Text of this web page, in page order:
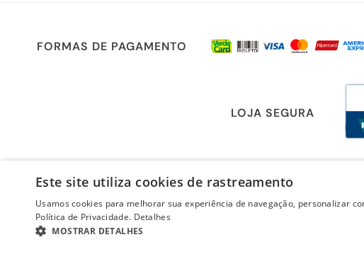
FORMAS DE PAGAMENTO
LOJA SEGURA
Este site utiliza cookies de rastreamento
Usamos cookies para melhorar sua experiência de navegação, personalizar
Política de Privacidade. Detalhes
MOSTRAR DETALHES